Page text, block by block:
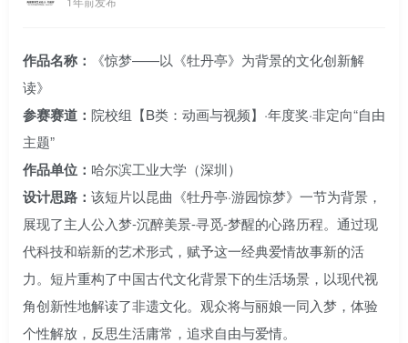
作品名称：
《惊梦——以《牡丹亭》为背景的文化创新解
读》
参赛赛道： 院校组【B类：动画与视频】·年度奖·非定向“自由
主题”
作品单位： 哈尔滨工业大学（深圳）
设计思路： 该短片以昆曲《牡丹亭·游园惊梦》一节为背景，
展现了主人公入梦-沉醉美景-寻觅-梦醒的心路历程。通过现
代科技和崭新的艺术形式，赋予这一经典爱情故事新的活
力。短片重构了中国古代文化背景下的生活场景，以现代视
角创新性地解读了非遗文化。观众将与丽娘一同入梦，体验
个性解放，反思生活庸常，追求自由与爱情。